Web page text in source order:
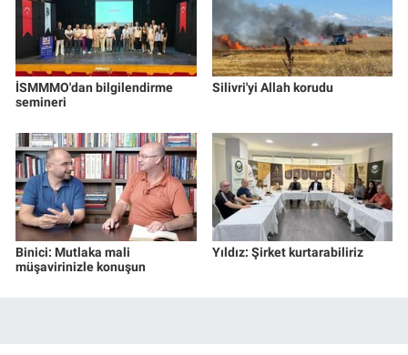
İSMMMO'dan bilgilendirme
semineri
Silivri'yi Allah korudu
Binici: Mutlaka mali
müşavirinizle konuşun
Yıldız: Şirket kurtarabiliriz